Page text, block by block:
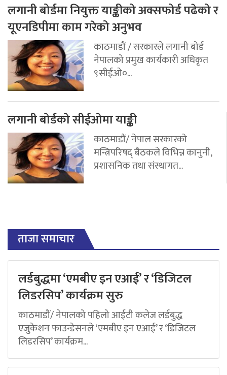
लगानी बोर्डमा नियुक्त याङ्कीको अक्सफोर्ड पढेको र
यूएनडिपीमा काम गरेको अनुभव
काठमाडौं / सरकारले लगानी बोर्ड
नेपालको प्रमुख कार्यकारी अधिकृत
९सीईओ०...
लगानी बोर्डको सीईओमा याङ्की
काठमाडौं/ नेपाल सरकारको
मन्त्रिपरिषद् बैठकले विभिन्न कानुनी,
प्रशासनिक तथा संस्थागत...
ताजा समाचार
लर्डबुद्धमा ‘एमबीए इन एआई’ र ‘डिजिटल
लिडरसिप’ कार्यक्रम सुरु
काठमाडौं/ नेपालको पहिलो आईटी कलेज लर्डबुद्ध
एजुकेशन फाउन्डेसनले ‘एमबीए इन एआई’ र ‘डिजिटल
लिडरसिप’ कार्यक्रम...